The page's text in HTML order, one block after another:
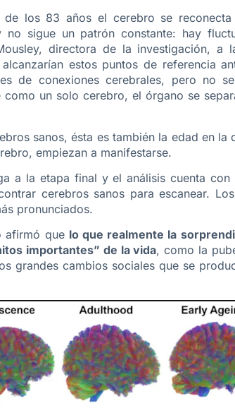
los 83 años el cerebro se
sigue un patrón constante: hay
directora de la investigación, a
estos puntos de referencia
de conexiones cerebrales, pero no
un solo cerebro, el órgano se
sanos, ésta es también la edad en la
empiezan a manifestarse.
a la etapa final y el análisis cuenta
cerebros sanos para escanear.
pronunciados.
afirmó que lo que realmente la
importantes” de la vida, como la
grandes cambios sociales que se